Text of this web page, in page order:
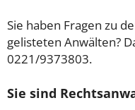
Sie haben Fragen zu
gelisteten Anwälten?
0221/9373803.
Sie sind